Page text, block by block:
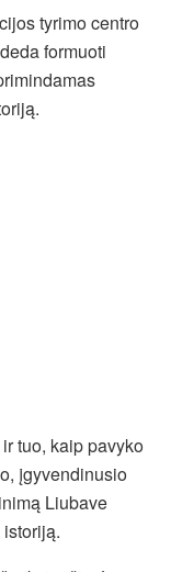
tyrimo centro
formuoti
tuo, kaip pavyko
įgyvendinusio
Liubave